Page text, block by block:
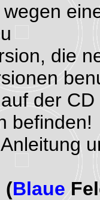
die
der
befinden!
(Blaue